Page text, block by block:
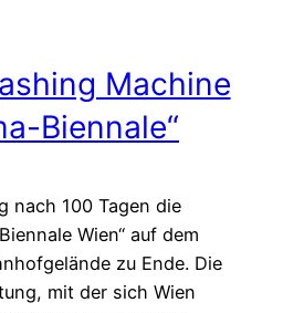
Machine
Biennale“
nach 100 Tagen die
Wien“ auf dem
zu Ende. Die
mit der sich Wien